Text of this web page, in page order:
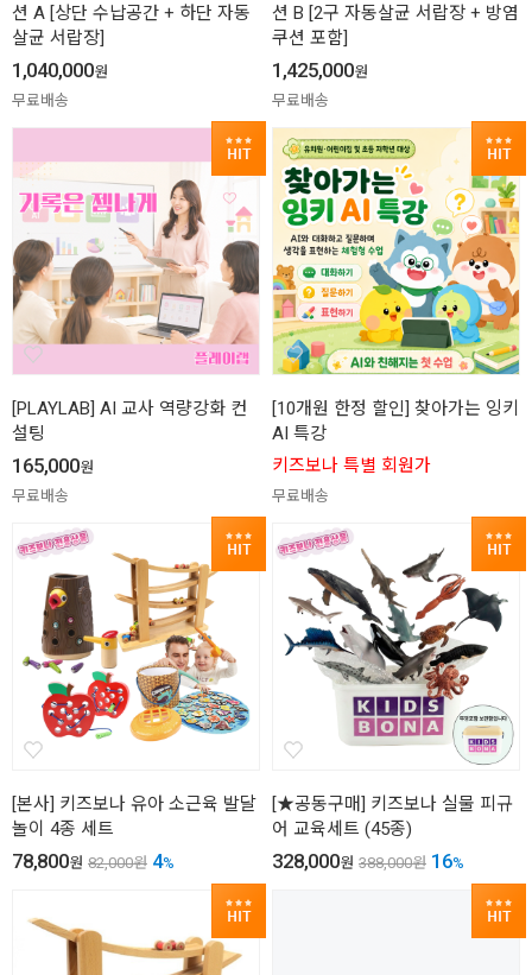
션 A [상단 수납공간 + 하단 자동
살균 서랍장]
1,040,000원
무료배송
션 B [2구 자동살균 서랍장 + 방염
쿠션 포함]
1,425,000원
무료배송
[PLAYLAB] AI 교사 역량강화 컨
설팅
165,000원
무료배송
[10개원 한정 할인] 찾아가는 잉키
AI 특강
키즈보나 특별 회원가
무료배송
[본사] 키즈보나 유아 소근육 발달
놀이 4종 세트
78,800원 82,000원 4%
[★공동구매] 키즈보나 실물 피규
어 교육세트 (45종)
328,000원 388,000원 16%